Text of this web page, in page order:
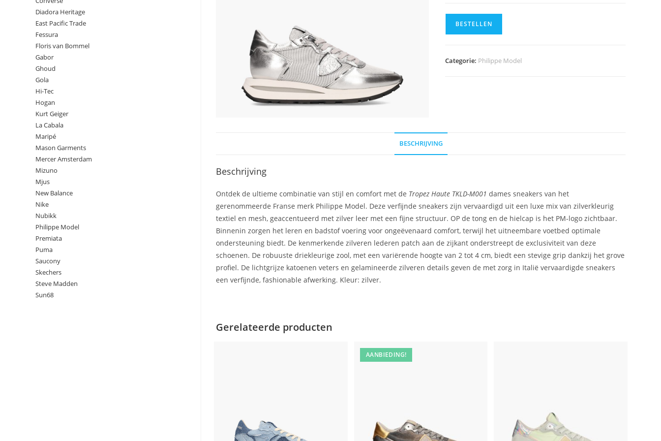
BESTELLEN
Categorie: Philippe Model
BESCHRIJVING
Beschrijving
Ontdek de ultieme combinatie van stijl en comfort met de Tropez Haute TKLD-M001 dames sneakers van het
gerenommeerde Franse merk Philippe Model. Deze verfijnde sneakers zijn vervaardigd uit een luxe mix van zilverkleurig
textiel en mesh, geaccentueerd met zilver leer met een fijne structuur. OP de tong en de hielcap is het PM-logo zichtbaar.
Binnenin zorgen het leren en badstof voering voor ongeëvenaard comfort, terwijl het uitneembare voetbed optimale
ondersteuning biedt. De kenmerkende zilveren lederen patch aan de zijkant onderstreept de exclusiviteit van deze
schoenen. De robuuste driekleurige zool, met een variërende hoogte van 2 tot 4 cm, biedt een stevige grip dankzij het grove
profiel. De lichtgrijze katoenen veters en gelamineerde zilveren details geven de met zorg in Italië vervaardigde sneakers
een verfijnde, fashionable afwerking. Kleur: zilver.
Gerelateerde producten
AANBIEDING!
Diadora Heritage
East Pacific Trade
Fessura
Floris van Bommel
Gabor
Ghoud
Gola
Hi-Tec
Hogan
Kurt Geiger
La Cabala
Maripé
Mason Garments
Mercer Amsterdam
Mizuno
Mjus
New Balance
Nike
Nubikk
Philippe Model
Premiata
Puma
Saucony
Skechers
Steve Madden
Sun68